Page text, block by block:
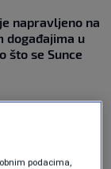
napravljeno na
događajima u
što se Sunce
podacima,